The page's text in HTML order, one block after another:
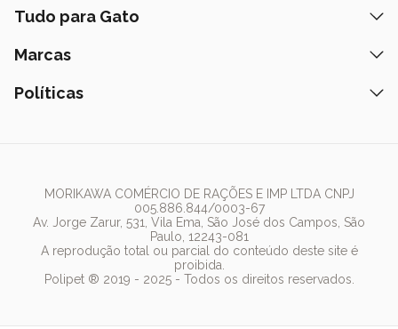
Fale Conosco
Lista de Desejos
Peça pelo Delivery
Assinatura Polipet
Ração
Coleiras
Tudo para Gato
Ração
Marcas
Nexgard
Pedigree
Whiskas
Dog Chow
Royal Canin
Políticas
MORIKAWA COMÉRCIO DE RAÇÕES E IMP LTDA CNPJ
005.886.844/0003-67
Av. Jorge Zarur, 531, Vila Ema, São José dos Campos, São
Paulo, 12243-081
A reprodução total ou parcial do conteúdo deste site é
proibida.
Polipet ® 2019 - 2025 - Todos os direitos reservados.